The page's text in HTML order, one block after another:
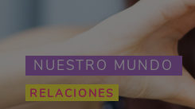
NUESTRO MUNDO
RELACIONES